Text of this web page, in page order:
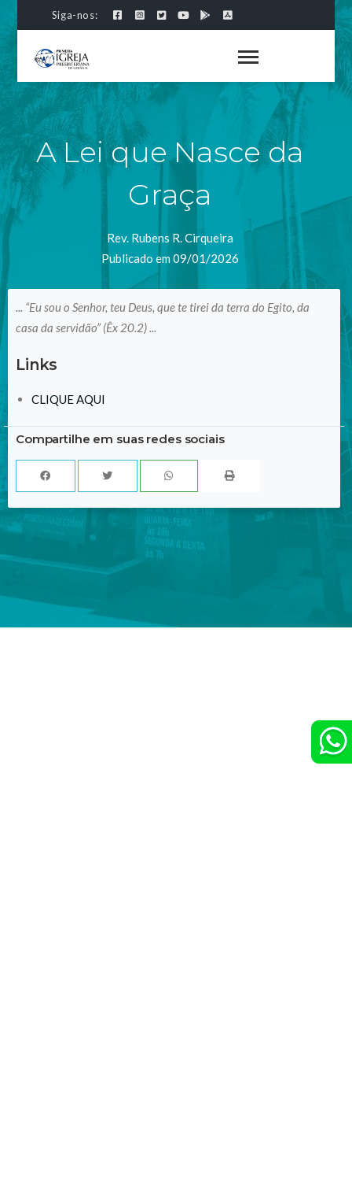
Siga-nos:
A Lei que Nasce da
Graça
Rev. Rubens R. Cirqueira
Publicado em 09/01/2026
... “Eu sou o Senhor, teu Deus, que te tirei da terra do Egito, da
casa da servidão” (Êx 20.2) ...
Links
CLIQUE AQUI
Compartilhe em suas redes sociais